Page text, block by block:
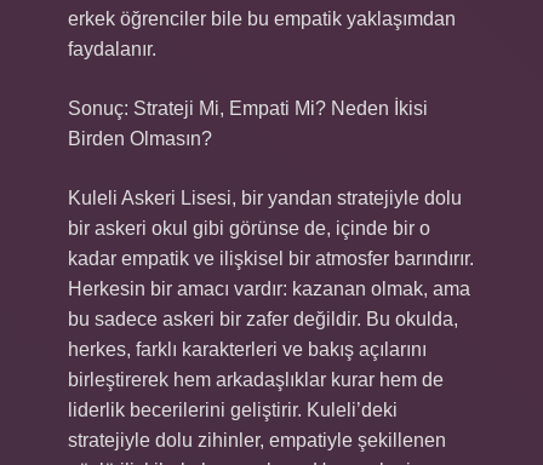
erkek öğrenciler bile bu empatik yaklaşımdan
faydalanır.
Sonuç: Strateji Mi, Empati Mi? Neden İkisi
Birden Olmasın?
Kuleli Askeri Lisesi, bir yandan stratejiyle dolu
bir askeri okul gibi görünse de, içinde bir o
kadar empatik ve ilişkisel bir atmosfer barındırır.
Herkesin bir amacı vardır: kazanan olmak, ama
bu sadece askeri bir zafer değildir. Bu okulda,
herkes, farklı karakterleri ve bakış açılarını
birleştirerek hem arkadaşlıklar kurar hem de
liderlik becerilerini geliştirir. Kuleli’deki
stratejiyle dolu zihinler, empatiyle şekillenen